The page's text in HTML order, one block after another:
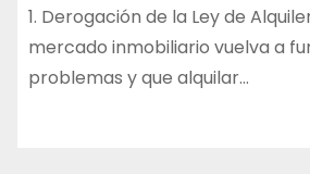
1. Derogación de la Ley de
mercado inmobiliario vuelva a
problemas y que alquilar…